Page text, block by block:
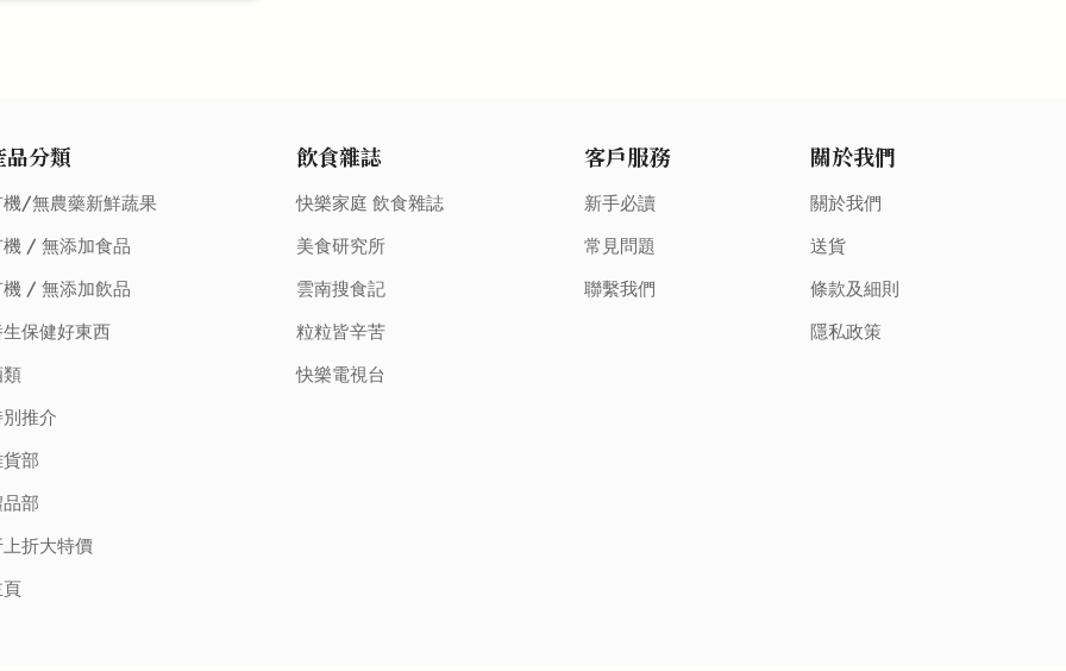
品分類
/無農藥新鮮蔬果
/ 無添加食品
/ 無添加飲品
保健好東西
推介
部
部
折大特價
飲食雜誌
快樂家庭 飲食雜誌
美食研究所
雲南搜食記
粒粒皆辛苦
快樂電視台
客戶服務
新手必讀
常見問題
聯繫我們
關於我們
關於我們
送貨
條款及細則
隱私政策